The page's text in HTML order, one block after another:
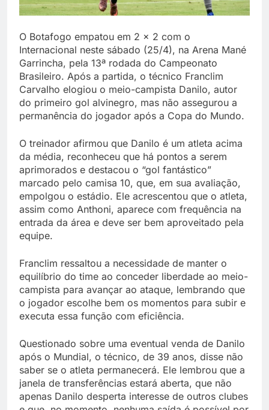
O Botafogo empatou em 2 x 2 com o
Internacional neste sábado (25/4), na Arena Mané
Garrincha, pela 13ª rodada do Campeonato
Brasileiro. Após a partida, o técnico Franclim
Carvalho elogiou o meio-campista Danilo, autor
do primeiro gol alvinegro, mas não assegurou a
permanência do jogador após a Copa do Mundo.
O treinador afirmou que Danilo é um atleta acima
da média, reconheceu que há pontos a serem
aprimorados e destacou o “gol fantástico”
marcado pelo camisa 10, que, em sua avaliação,
empolgou o estádio. Ele acrescentou que o atleta,
assim como Anthoni, aparece com frequência na
entrada da área e deve ser bem aproveitado pela
equipe.
Franclim ressaltou a necessidade de manter o
equilíbrio do time ao conceder liberdade ao meio-
campista para avançar ao ataque, lembrando que
o jogador escolhe bem os momentos para subir e
executa essa função com eficiência.
Questionado sobre uma eventual venda de Danilo
após o Mundial, o técnico, de 39 anos, disse não
saber se o atleta permanecerá. Ele lembrou que a
janela de transferências estará aberta, que não
apenas Danilo desperta interesse de outros clubes